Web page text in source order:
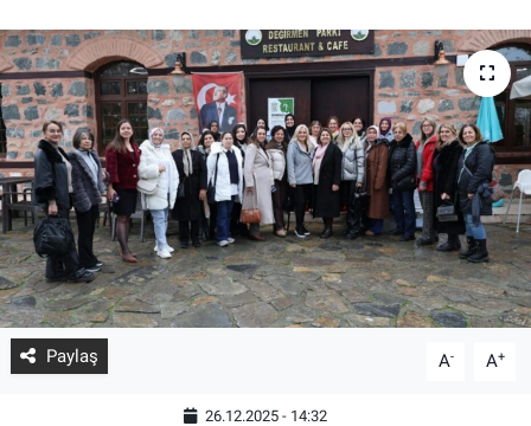
Paylaş A- A+
26.12.2025 - 14:32